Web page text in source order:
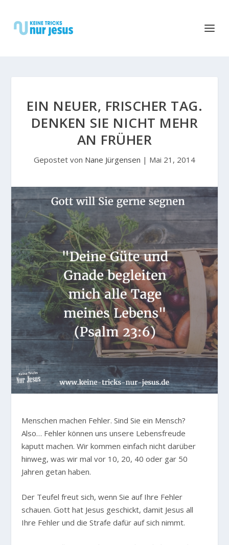
EIN NEUER, FRISCHER TAG.
DENKEN SIE NICHT MEHR
AN FRÜHER
Gepostet von Nane Jürgensen | Mai 21, 2014
Menschen machen Fehler. Sind Sie ein Mensch?
Also… Fehler können uns unsere Lebensfreude
kaputt machen. Wir kommen einfach nicht darüber
hinweg, was wir mal vor 10, 20, 40 oder gar 50
Jahren getan haben.
Der Teufel freut sich, wenn Sie auf Ihre Fehler
schauen. Gott hat Jesus geschickt, damit Jesus all
Ihre Fehler und die Strafe dafür auf sich nimmt.